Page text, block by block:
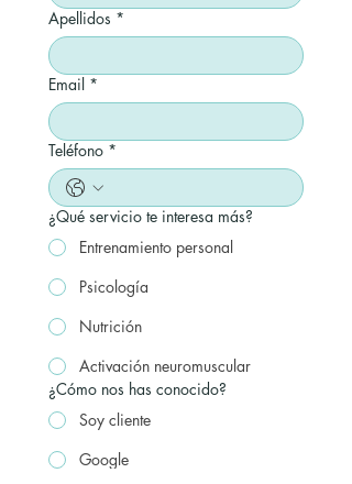
Apellidos *
Email *
Teléfono *
¿Qué servicio te interesa más?
Entrenamiento personal
Psicología
Nutrición
Activación neuromuscular
¿Cómo nos has conocido?
Soy cliente
Google